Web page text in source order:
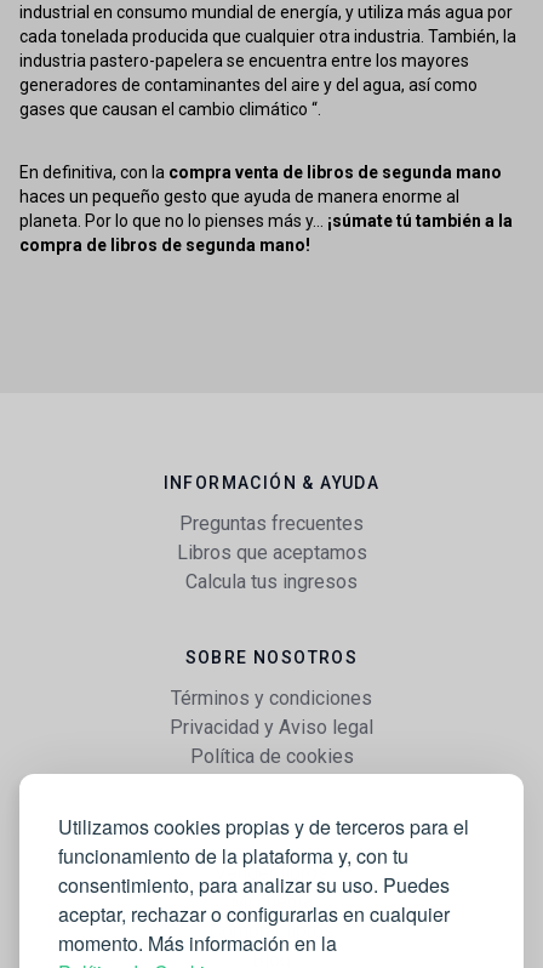
Utilizamos cookies propias y de terceros para el
funcionamiento de la plataforma y, con tu
consentimiento, para analizar su uso. Puedes
aceptar, rechazar o configurarlas en cualquier
momento. Más información en la
industrial en consumo mundial de energía, y utiliza más agua por
cada tonelada producida que cualquier otra industria. También, la
industria pastero-papelera se encuentra entre los mayores
generadores de contaminantes del aire y del agua, así como
gases que causan el cambio climático “.
En definitiva, con la compra venta de libros de segunda mano
haces un pequeño gesto que ayuda de manera enorme al
planeta. Por lo que no lo pienses más y... ¡súmate tú también a la
compra de libros de segunda mano!
INFORMACIÓN & AYUDA
Preguntas frecuentes
Libros que aceptamos
Calcula tus ingresos
SOBRE NOSOTROS
Términos y condiciones
Privacidad y Aviso legal
Política de cookies
WEB
Vender libros
Mi cuenta
Comprar libros